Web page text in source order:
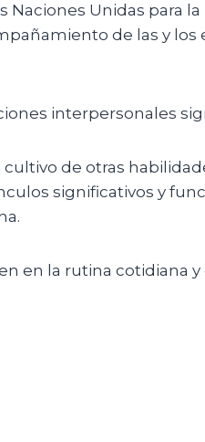
Unidas para la
de las y los
interpersonales
de otras
significativos y
en la rutina cotidiana